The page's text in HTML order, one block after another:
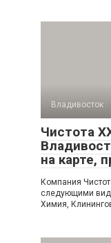
Владивосток
Чистота
на карте,
Компания
следующими
Химия,